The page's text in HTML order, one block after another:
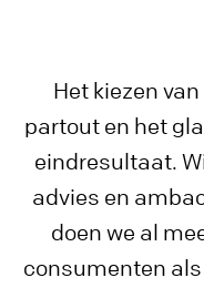
Het kiezen
partout en het
eindresultaat.
advies en
doen we al
consumenten